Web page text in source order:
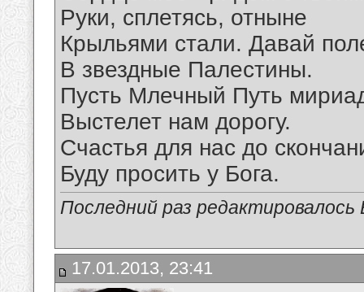
Руки, сплетясь, отныне
Крыльями стали. Давай
В звездные Палестины.
Пусть Млечный Путь
Выстелет нам дорогу.
Счастья для нас до
Буду просить у Бога.
Последний раз
17.01.2013, 23:41